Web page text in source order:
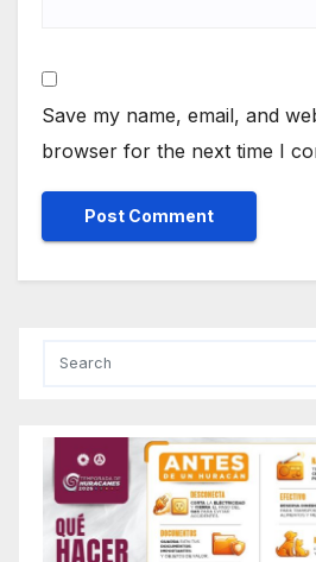
Save my name, email, and
browser for the next time I